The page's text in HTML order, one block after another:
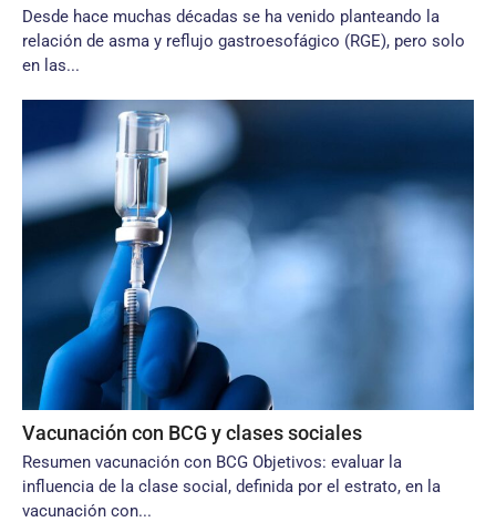
Desde hace muchas décadas se ha venido planteando la
relación de asma y reflujo gastroesofágico (RGE), pero solo
en las...
Vacunación con BCG y clases sociales
Resumen vacunación con BCG Objetivos: evaluar la
influencia de la clase social, definida por el estrato, en la
vacunación con...